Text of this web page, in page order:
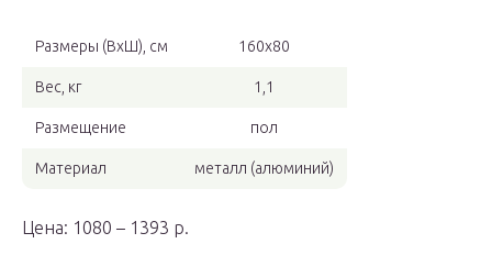
Размеры (ВхШ), см 160х80
Вес, кг 1,1
Размещение пол
Материал металл (алюминий)
Цена: 1080 – 1393 р.